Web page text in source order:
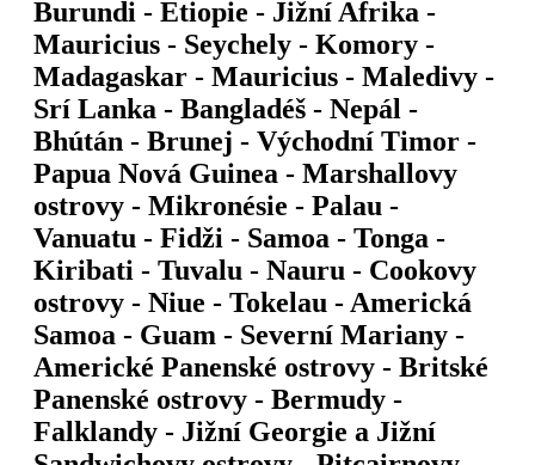
Burundi - Etiopie - Jižní Afrika -
Mauricius - Seychely - Komory -
Madagaskar - Mauricius - Maledivy -
Srí Lanka - Bangladéš - Nepál -
Bhútán - Brunej - Východní Timor -
Papua Nová Guinea - Marshallovy
ostrovy - Mikronésie - Palau -
Vanuatu - Fidži - Samoa - Tonga -
Kiribati - Tuvalu - Nauru - Cookovy
ostrovy - Niue - Tokelau - Americká
Samoa - Guam - Severní Mariany -
Americké Panenské ostrovy - Britské
Panenské ostrovy - Bermudy -
Falklandy - Jižní Georgie a Jižní